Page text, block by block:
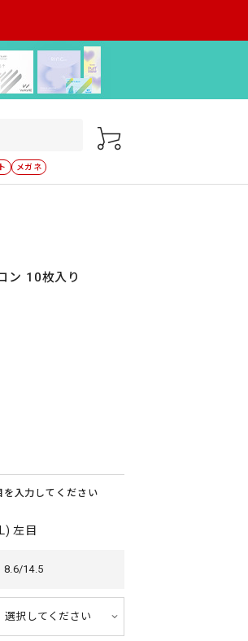
メガネ
ン 10枚入り
入力してください
左目
8.6/14.5